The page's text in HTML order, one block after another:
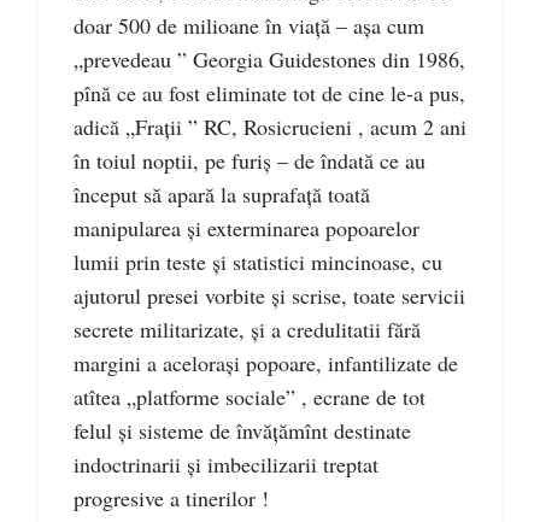
doar 500 de milioane în viață – așa cum
„prevedeau ” Georgia Guidestones din 1986,
pînă ce au fost eliminate tot de cine le-a pus,
adică „Frații ” RC, Rosicrucieni , acum 2 ani
în toiul noptii, pe furiș – de îndată ce au
început să apară la suprafață toată
manipularea și exterminarea popoarelor
lumii prin teste și statistici mincinoase, cu
ajutorul presei vorbite și scrise, toate servicii
secrete militarizate, și a credulitatii fără
margini a acelorași popoare, infantilizate de
atîtea „platforme sociale” , ecrane de tot
felul și sisteme de învățămînt destinate
indoctrinarii și imbecilizarii treptat
progresive a tinerilor !